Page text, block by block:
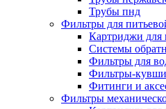
Трубы пнд
Фильтры для
Картриджи для
Системы
Фильтры для
Фильтры-
Фитинги и
Фильтры